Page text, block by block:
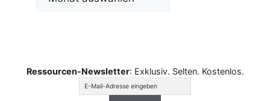
Ressourcen-Newsletter: Exklusiv. Selten. Kostenlos.